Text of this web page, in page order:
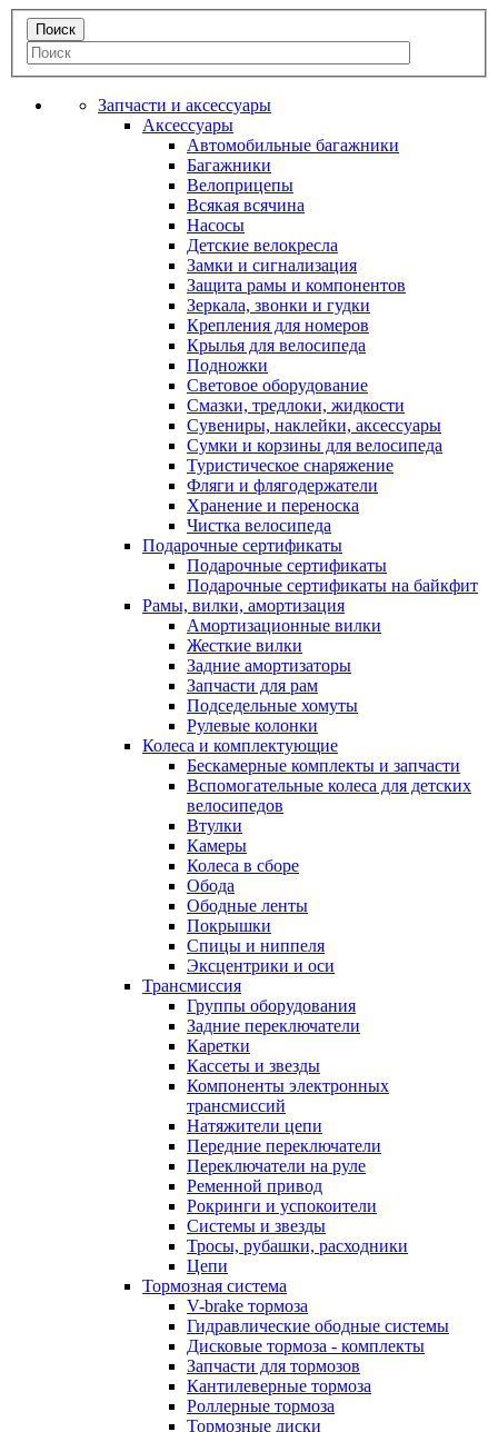
Запчасти и аксессуары
Аксессуары
Автомобильные багажники
Багажники
Велоприцепы
Всякая всячина
Насосы
Детские велокресла
Замки и сигнализация
Защита рамы и компонентов
Зеркала, звонки и гудки
Крепления для номеров
Крылья для велосипеда
Подножки
Световое оборудование
Смазки, тредлоки, жидкости
Сувениры, наклейки, аксессуары
Сумки и корзины для велосипеда
Туристическое снаряжение
Фляги и флягодержатели
Хранение и переноска
Чистка велосипеда
Подарочные сертификаты
Подарочные сертификаты
Подарочные сертификаты на байкфит
Рамы, вилки, амортизация
Амортизационные вилки
Жесткие вилки
Задние амортизаторы
Запчасти для рам
Подседельные хомуты
Рулевые колонки
Колеса и комплектующие
Бескамерные комплекты и запчасти
Вспомогательные колеса для детских
велосипедов
Втулки
Камеры
Колеса в сборе
Обода
Ободные ленты
Покрышки
Спицы и ниппеля
Эксцентрики и оси
Трансмиссия
Группы оборудования
Задние переключатели
Каретки
Кассеты и звезды
Компоненты электронных
трансмиссий
Натяжители цепи
Передние переключатели
Переключатели на руле
Ременной привод
Рокринги и успокоители
Системы и звезды
Тросы, рубашки, расходники
Цепи
Тормозная система
V-brake тормоза
Гидравлические ободные системы
Дисковые тормоза - комплекты
Запчасти для тормозов
Кантилеверные тормоза
Роллерные тормоза
Тормозные диски